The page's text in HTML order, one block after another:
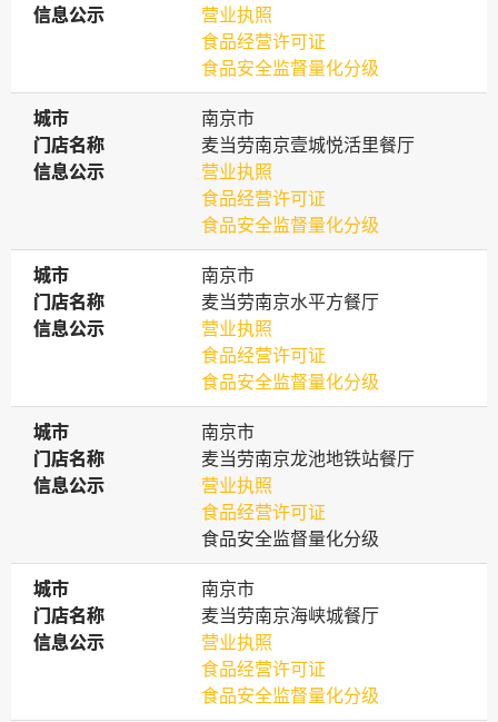
信息公示
信息公示
营业执照
食品经营许可证
食品安全监督量化分级
城市
城市
南京市
门店名称
门店名称
麦当劳南京壹城悦活里餐厅
信息公示
信息公示
营业执照
食品经营许可证
食品安全监督量化分级
城市
城市
南京市
门店名称
门店名称
麦当劳南京水平方餐厅
信息公示
信息公示
营业执照
食品经营许可证
食品安全监督量化分级
城市
城市
南京市
门店名称
门店名称
麦当劳南京龙池地铁站餐厅
信息公示
信息公示
营业执照
食品经营许可证
食品安全监督量化分级
城市
城市
南京市
门店名称
门店名称
麦当劳南京海峡城餐厅
信息公示
信息公示
营业执照
食品经营许可证
食品安全监督量化分级